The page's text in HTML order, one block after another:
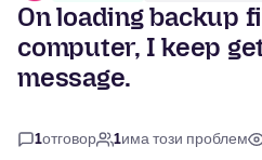
On loading backup
computer, I keep
message.
1отговор 1има този проблем